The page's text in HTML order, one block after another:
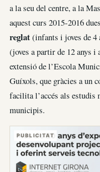
a la seu del centre, a la
aquest curs 2015-2016
reglat(infants i joves de 4
(joves a partir de 12 anys i
extensió de l’Escola
Guíxols, que gràcies a un
facilita l’accés als estudis
municipis.
PUBLICITAT